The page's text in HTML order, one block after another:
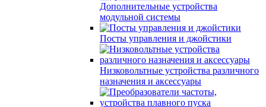
Дополнительные устройства
модульной системы
Посты управления и джойстики
Низковольтные устройства различного
назначения и аксессуары